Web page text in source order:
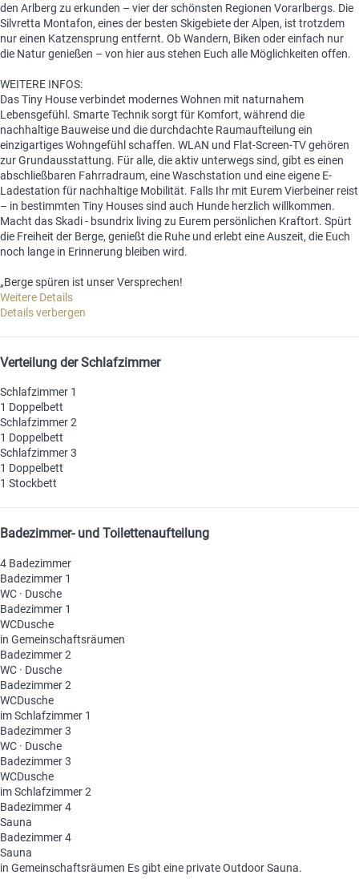
den Arlberg zu erkunden – vier der schönsten Regionen Vorarlbergs. Die
Silvretta Montafon, eines der besten Skigebiete der Alpen, ist trotzdem
nur einen Katzensprung entfernt. Ob Wandern, Biken oder einfach nur
die Natur genießen – von hier aus stehen Euch alle Möglichkeiten offen.
WEITERE INFOS:
Das Tiny House verbindet modernes Wohnen mit naturnahem
Lebensgefühl. Smarte Technik sorgt für Komfort, während die
nachhaltige Bauweise und die durchdachte Raumaufteilung ein
einzigartiges Wohngefühl schaffen. WLAN und Flat-Screen-TV gehören
zur Grundausstattung. Für alle, die aktiv unterwegs sind, gibt es einen
abschließbaren Fahrradraum, eine Waschstation und eine eigene E-
Ladestation für nachhaltige Mobilität. Falls Ihr mit Eurem Vierbeiner reist
– in bestimmten Tiny Houses sind auch Hunde herzlich willkommen.
Macht das Skadi - bsundrix living zu Eurem persönlichen Kraftort. Spürt
die Freiheit der Berge, genießt die Ruhe und erlebt eine Auszeit, die Euch
noch lange in Erinnerung bleiben wird.
„Berge spüren ist unser Versprechen!
Weitere Details
Details verbergen
Verteilung der Schlafzimmer
Schlafzimmer 1
1 Doppelbett
Schlafzimmer 2
1 Doppelbett
Schlafzimmer 3
1 Doppelbett
1 Stockbett
Badezimmer- und Toilettenaufteilung
4 Badezimmer
Badezimmer 1
WC · Dusche
Badezimmer 1
WCDusche
in Gemeinschaftsräumen
Badezimmer 2
WC · Dusche
Badezimmer 2
WCDusche
im Schlafzimmer 1
Badezimmer 3
WC · Dusche
Badezimmer 3
WCDusche
im Schlafzimmer 2
Badezimmer 4
Sauna
Badezimmer 4
Sauna
in Gemeinschaftsräumen Es gibt eine private Outdoor Sauna.